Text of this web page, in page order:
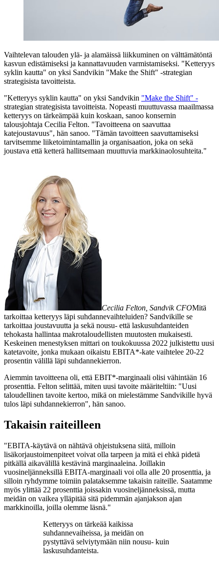
Vaihtelevan talouden ylä- ja alamäissä liikkuminen on välttämätöntä
kasvun edistämiseksi ja kannattavuuden varmistamiseksi. "Ketteryys
syklin kautta" on yksi Sandvikin "Make the Shift" -strategian
strategisista tavoitteista.
"Ketteryys syklin kautta" on yksi Sandvikin "Make the Shift" -
strategian strategisista tavoitteista. Nopeasti muuttuvassa maailmassa
ketteryys on tärkeämpää kuin koskaan, sanoo konsernin
talousjohtaja Cecilia Felton. "Tavoitteena on saavuttaa
katejoustavuus", hän sanoo. "Tämän tavoitteen saavuttamiseksi
tarvitsemme liiketoimintamallin ja organisaation, joka on sekä
joustava että ketterä hallitsemaan muuttuvia markkinaolosuhteita."
Cecilia Felton, Sandvik CFOMitä
tarkoittaa ketteryys läpi suhdannevaihteluiden? Sandvikille se
tarkoittaa joustavuutta ja sekä nousu- että laskusuhdanteiden
tehokasta hallintaa makrotaloudellisten muutosten mukaisesti.
Keskeinen menestyksen mittari on toukokuussa 2022 julkistettu uusi
katetavoite, jonka mukaan oikaistu EBITA*-kate vaihtelee 20-22
prosentin välillä läpi suhdannekierron.
Aiemmin tavoitteena oli, että EBIT*-marginaali olisi vähintään 16
prosenttia. Felton selittää, miten uusi tavoite määriteltiin: "Uusi
taloudellinen tavoite kertoo, mikä on mielestämme Sandvikille hyvä
tulos läpi suhdannekierron", hän sanoo.
Takaisin raiteilleen
"EBITA-käytävä on nähtävä ohjeistuksena siitä, milloin
lisäkorjaustoimenpiteet voivat olla tarpeen ja mitä ei ehkä pidetä
pitkällä aikavälillä kestävinä marginaaleina. Joillakin
vuosineljänneksillä EBITA-marginaali voi olla alle 20 prosenttia, ja
silloin ryhdymme toimiin palataksemme takaisin raiteille. Saatamme
myös ylittää 22 prosenttia joissakin vuosineljänneksissä, mutta
meidän on vaikea ylläpitää sitä pidemmän ajanjakson ajan
markkinoilla, joilla olemme läsnä."
Ketteryys on tärkeää kaikissa
suhdannevaiheissa, ja meidän on
pystyttävä selviytymään niin nousu- kuin
laskusuhdanteista.